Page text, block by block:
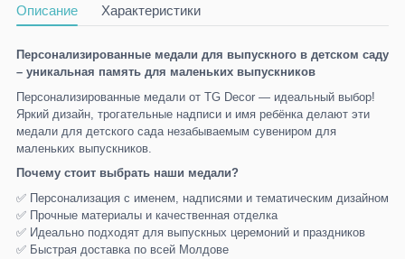
Описание Характеристики
Персонализированные медали для выпускного в детском саду
– уникальная память для маленьких выпускников
Персонализированные медали от TG Decor — идеальный выбор!
Яркий дизайн, трогательные надписи и имя ребёнка делают эти
медали для детского сада незабываемым сувениром для
маленьких выпускников.
Почему стоит выбрать наши медали?
✅ Персонализация с именем, надписями и тематическим дизайном
✅ Прочные материалы и качественная отделка
✅ Идеально подходят для выпускных церемоний и праздников
✅ Быстрая доставка по всей Молдове